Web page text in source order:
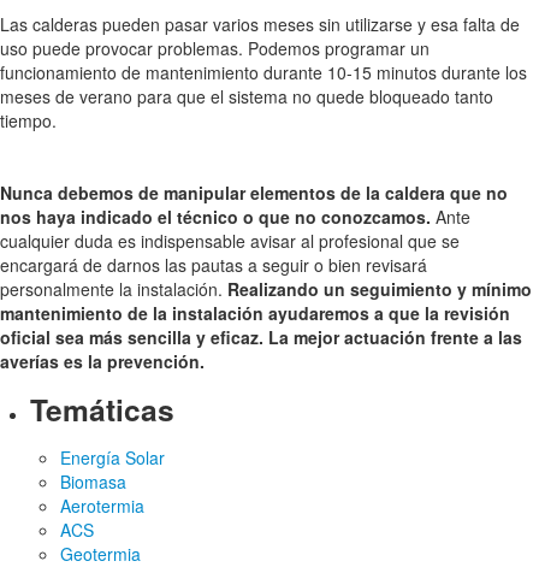
Las calderas pueden pasar varios meses sin utilizarse y esa falta de
uso puede provocar problemas. Podemos programar un
funcionamiento de mantenimiento durante 10-15 minutos durante los
meses de verano para que el sistema no quede bloqueado tanto
tiempo.
Nunca debemos de manipular elementos de la caldera que no
nos haya indicado el técnico o que no conozcamos. Ante
cualquier duda es indispensable avisar al profesional que se
encargará de darnos las pautas a seguir o bien revisará
personalmente la instalación. Realizando un seguimiento y mínimo
mantenimiento de la instalación ayudaremos a que la revisión
oficial sea más sencilla y eficaz. La mejor actuación frente a las
averías es la prevención.
Temáticas
Energía Solar
Biomasa
Aerotermia
ACS
Geotermia